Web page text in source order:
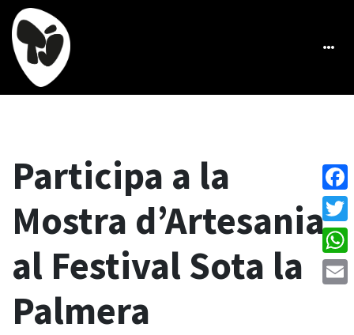
Participa a la
Mostra d’Artesania
al Festival Sota la
Palmera